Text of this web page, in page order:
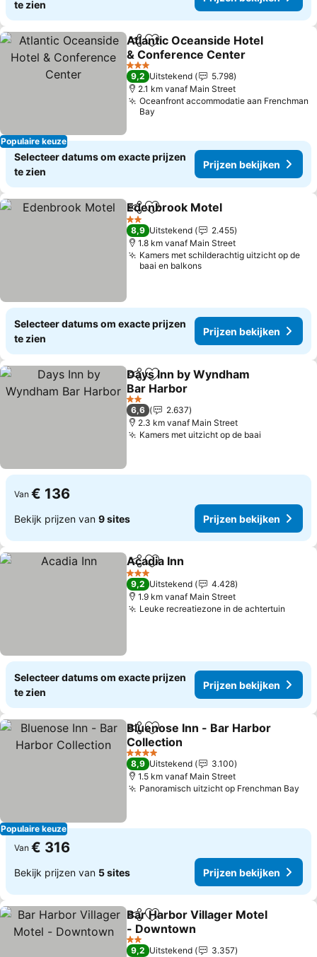
te zien
Populaire keuze
DelenToevoegen aan favorieten
Atlantic Oceanside Hotel
& Conference Center
Prijzen bekijken
3 Sterren
9,2 Uitstekend
5.798
2.1 km vanaf Main Street
Oceanfront accommodatie aan Frenchman
Bay
Selecteer datums om exacte prijzen
te zien
Prijzen bekijken
DelenToevoegen aan favorieten
Edenbrook Motel
2 Sterren
8,9 Uitstekend
2.455
1.8 km vanaf Main Street
Kamers met schilderachtig uitzicht op de
baai en balkons
Selecteer datums om exacte prijzen
te zien
Prijzen bekijken
DelenToevoegen aan favorieten
Days Inn by Wyndham
Bar Harbor
Prijzen bekijken
2 Sterren
6,6
2.637
2.3 km vanaf Main Street
Kamers met uitzicht op de baai
Van € 136
Bekijk prijzen van 9 sites Prijzen bekijken
DelenToevoegen aan favorieten
Acadia Inn
3 Sterren
9,2 Uitstekend
4.428
1.9 km vanaf Main Street
Leuke recreatiezone in de achtertuin
Selecteer datums om exacte prijzen
te zien
Prijzen bekijken
Populaire keuze
DelenToevoegen aan favorieten
Bluenose Inn - Bar Harbor
Collection
Prijzen bekijken
4 Sterren
8,9 Uitstekend
3.100
1.5 km vanaf Main Street
Panoramisch uitzicht op Frenchman Bay
Van € 316
Bekijk prijzen van 5 sites Prijzen bekijken
DelenToevoegen aan favorieten
Bar Harbor Villager Motel
- Downtown
Prijzen bekijken
2 Sterren
9,2 Uitstekend
3.357